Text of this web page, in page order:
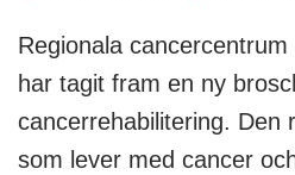
Regionala
har tagit fram en ny
cancerrehabilitering. Den
som lever med cancer